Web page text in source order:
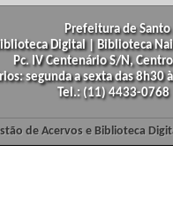
Prefeitura de
Digital | Biblioteca
Pc. IV Centenário S/N,
segunda a sexta das
Tel.: (11) 4433-
de Acervos e Biblioteca